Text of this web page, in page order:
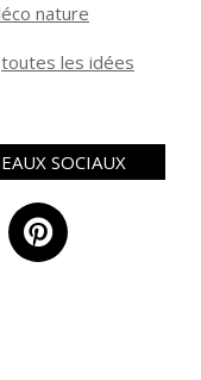
nature
toutes les idées
SOCIAUX